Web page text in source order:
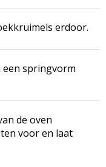
erdoor.
een springvorm
de oven
voor en laat